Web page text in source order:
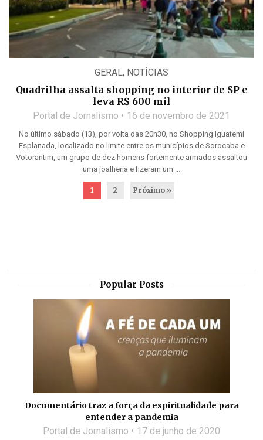
GERAL, NOTÍCIAS
Quadrilha assalta shopping no interior de SP e
leva R$ 600 mil
Portal de Jornalismo 16 de novembro de 2021
No último sábado (13), por volta das 20h30, no Shopping Iguatemi
Esplanada, localizado no limite entre os municípios de Sorocaba e
Votorantim, um grupo de dez homens fortemente armados assaltou
uma joalheria e fizeram um ...
1 2 Próximo »
Popular Posts
Documentário traz a força da espiritualidade para
entender a pandemia
Portal de Jornalismo 17 de junho de 2020